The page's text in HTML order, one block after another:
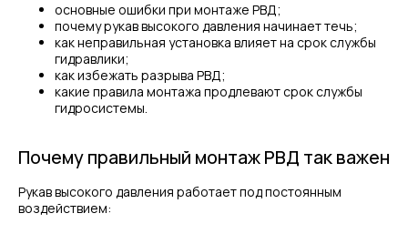
основные ошибки при монтаже РВД;
почему рукав высокого давления начинает течь;
как неправильная установка влияет на срок службы
гидравлики;
как избежать разрыва РВД;
какие правила монтажа продлевают срок службы
гидросистемы.
Почему правильный монтаж РВД так важен
Рукав высокого давления работает под постоянным
воздействием: